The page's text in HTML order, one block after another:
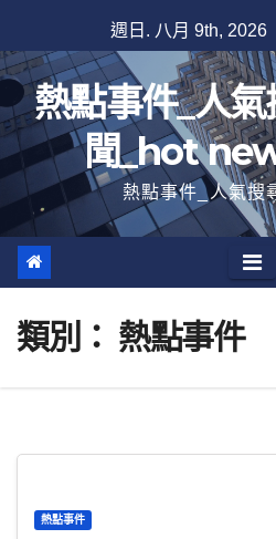
至
內
容
週日. 八月 9th, 2026
熱點事件_人
聞_hot
熱點事件_人氣搜
類別： 熱點事件
熱點事件